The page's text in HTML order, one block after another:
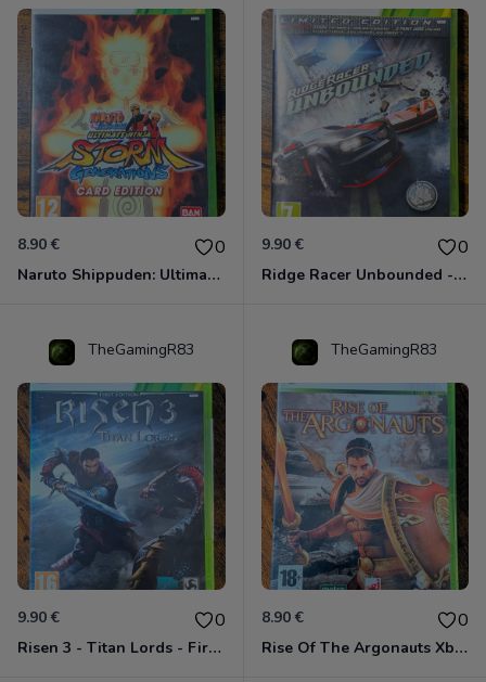
8.90 € 0
Naruto Shippuden: Ultimate Ninja Storm Generations - Card Edition Xbox 360
9.90 € 0
Ridge Racer Unbounded - Édition Limitée Xbox 360
TheGamingR83
9.90 € 0
Risen 3 - Titan Lords - First Edition Xbox 360
TheGamingR83
8.90 € 0
Rise Of The Argonauts Xbox 360